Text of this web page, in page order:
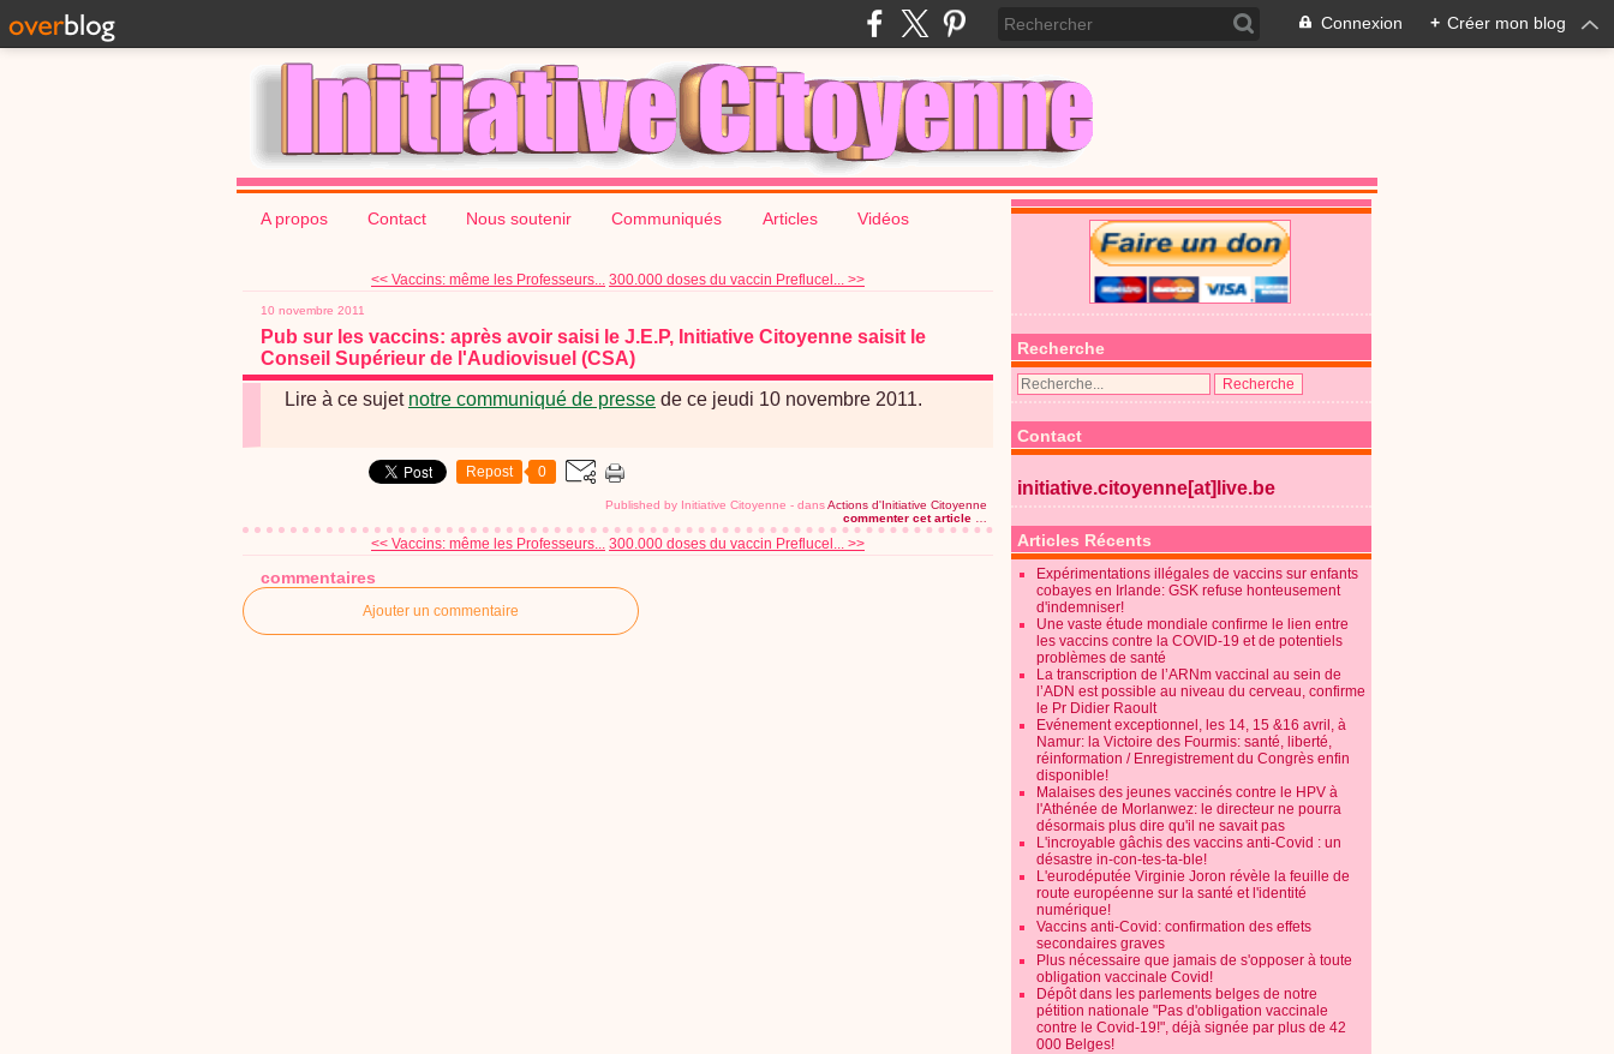
Connexion + Créer mon blog
A propos Contact Nous soutenir Communiqués Articles Vidéos
<< Vaccins: même les Professeurs... 300.000 doses du vaccin Preflucel... >>
10 novembre 2011
Pub sur les vaccins: après avoir saisi le J.E.P, Initiative Citoyenne saisit le
Conseil Supérieur de l'Audiovisuel (CSA)
Lire à ce sujet notre communiqué de presse de ce jeudi 10 novembre 2011.
Repost 0
Published by Initiative Citoyenne - dansActions d'Initiative Citoyenne
commenter cet article
<< Vaccins: même les Professeurs... 300.000 doses du vaccin Preflucel... >>
commentaires
Ajouter un commentaire
Recherche
Contact
initiative.citoyenne[at]live.be
Articles Récents
Expérimentations illégales de vaccins sur enfants
cobayes en Irlande: GSK refuse honteusement
d'indemniser!
Une vaste étude mondiale confirme le lien entre
les vaccins contre la COVID-19 et de potentiels
problèmes de santé
La transcription de l’ARNm vaccinal au sein de
l’ADN est possible au niveau du cerveau, confirme
le Pr Didier Raoult
Evénement exceptionnel, les 14, 15 &16 avril, à
Namur: la Victoire des Fourmis: santé, liberté,
réinformation / Enregistrement du Congrès enfin
disponible!
Malaises des jeunes vaccinés contre le HPV à
l'Athénée de Morlanwez: le directeur ne pourra
désormais plus dire qu'il ne savait pas
L'incroyable gâchis des vaccins anti-Covid : un
désastre in-con-tes-ta-ble!
L'eurodéputée Virginie Joron révèle la feuille de
route européenne sur la santé et l'identité
numérique!
Vaccins anti-Covid: confirmation des effets
secondaires graves
Plus nécessaire que jamais de s'opposer à toute
obligation vaccinale Covid!
Dépôt dans les parlements belges de notre
pétition nationale "Pas d'obligation vaccinale
contre le Covid-19!", déjà signée par plus de 42
000 Belges!